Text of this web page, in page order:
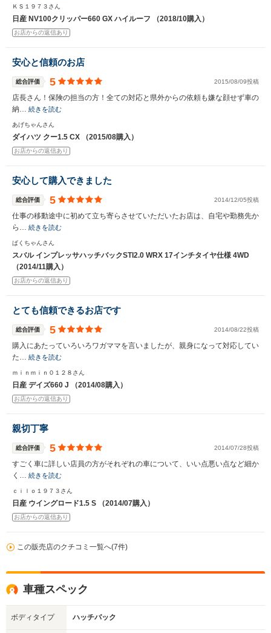
ＫＳ１９７３さん
日産 NV100クリッパー660 GX ハイルーフ （2018/10購入）
お店からの返信あり
安心と信頼のお店
総合評価 5 2015/08/09投稿
店長さん！保険の担当の方！全ての対応と県外からの依頼も嫌な顔せず車の
納… 続きを読む
あげちゃんさん
ダイハツ クー1.5 CX （2015/08購入）
お店からの返信あり
安心して購入できました
総合評価 5 2014/12/05投稿
仕事の移動途中に初めて立ち寄らさせていただいたお店は、自宅や勤務先か
ら… 続きを読む
ばくちゃんさん
スバル インプレッサハッチバックSTI2.0 WRX 17インチタイヤ仕様 4WD
（2014/11購入）
お店からの返信あり
とても信頼できるお店です
総合評価 5 2014/08/22投稿
購入にあたっていろいろワガママを言いましたが、親身になって対応してい
た… 続きを読む
ｍｉｎｍｉｎ０１２８さん
日産 デイズ660 J （2014/08購入）
お店からの返信あり
親切丁寧
総合評価 5 2014/07/28投稿
すごく車に詳しい店員の方がそれぞれの車について、いい点悪い点など細か
く… 続きを読む
ｃｉｌｏ１９７３さん
日産 ウイングロード1.5 S （2014/07購入）
お店からの返信あり
この販売店のクチコミ一覧へ(7件)
車種スペック
ボディタイプ ハッチバック